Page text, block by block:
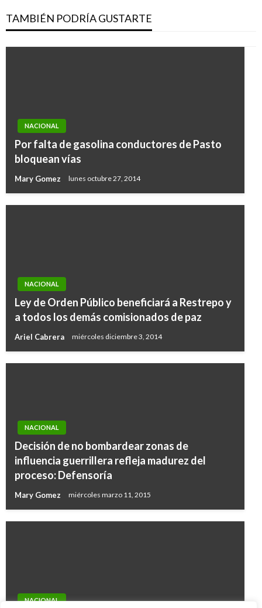
TAMBIÉN PODRÍA GUSTARTE
NACIONAL
Por falta de gasolina conductores de Pasto
bloquean vías
Mary Gomez lunes octubre 27, 2014
NACIONAL
Ley de Orden Público beneficiará a Restrepo y
a todos los demás comisionados de paz
Ariel Cabrera miércoles diciembre 3, 2014
NACIONAL
Decisión de no bombardear zonas de
influencia guerrillera refleja madurez del
proceso: Defensoría
Mary Gomez miércoles marzo 11, 2015
NACIONAL